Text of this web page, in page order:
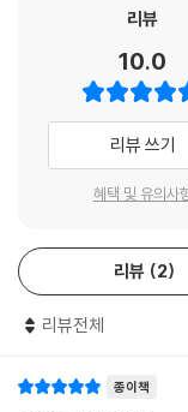
086 모든 법은 어디에
087 모든 권력은 국민
088 영국에는 왜 왕실이
089 한 사람이 모든 권
090 아빠에게도 육아
091 군대 안 가는 게 어
092 만 15세가 넘으면
094 법과 도덕은 어떻
095 나이가 어리다고 결
096 모든 재판은 다 세
098 친구가 오토바이를
아이의 눈높이에 맞춘 명
새로운 깨달음을 던져
높이에 맞추어 어떻게
의 인지능력과 발달 단
경험 많은 교사들에게
은 최대한 풀어쓰고 정
기도 했습니다.
자녀들의 질문에 대하여
학생들의 눈높이에 맞
서 거둔 성공과 실패의
자랑할 만한 상식을 알
서에서 다루는 사실이
방향을 제시하는 데까
씩 읽다 보면, 어느덧
자신을 발견하게 될 것이
눈높이에 맞는 적절하고
아이들은 성장하면서
력 등이 형성된다. 가장
리뷰
10.0
리뷰 쓰기
혜택 및 유의사
리뷰 2
리뷰전체
종이책